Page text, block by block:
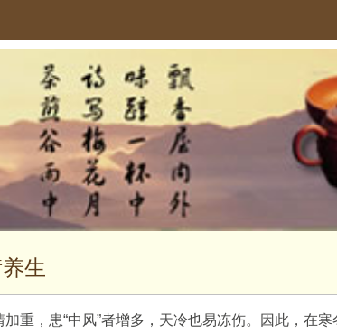
生
，患“中风”者增多，天冷也易冻伤。因此，在寒